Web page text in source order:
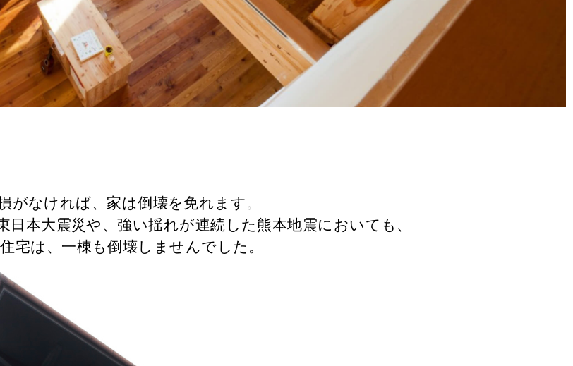
がなければ、家は倒壊を免れます。
本大震災や、強い揺れが連続した熊本地震においても、
宅は、一棟も倒壊しませんでした。